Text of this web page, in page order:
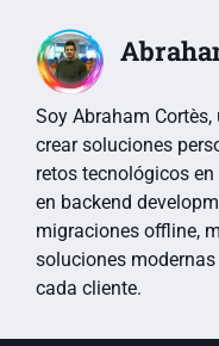
Soy Abraham
crear soluciones
retos tecnológicos
en backend
migraciones offline,
soluciones
cada cliente.